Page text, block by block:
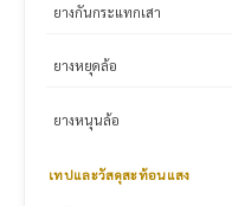
ยางกันกระแทกเสา
ยางหยุดล้อ
ยางหนุนล้อ
เทปและวัสดุสะท้อนแสง